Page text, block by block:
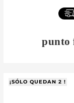
punto
¡SÓLO QUEDAN 2 !